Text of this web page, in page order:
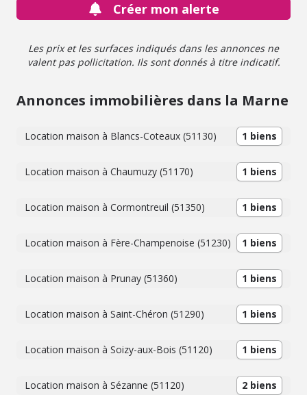
Créer mon alerte
Les prix et les surfaces indiqués dans les annonces ne
valent pas pollicitation. Ils sont donnés à titre indicatif.
Annonces immobilières dans la Marne
Location maison à Blancs-Coteaux (51130) 1 biens
Location maison à Chaumuzy (51170) 1 biens
Location maison à Cormontreuil (51350) 1 biens
Location maison à Fère-Champenoise (51230) 1 biens
Location maison à Prunay (51360) 1 biens
Location maison à Saint-Chéron (51290) 1 biens
Location maison à Soizy-aux-Bois (51120) 1 biens
Location maison à Sézanne (51120) 2 biens